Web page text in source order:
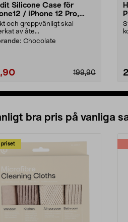
Silicone Case för
/ iPhone 12 Pro,
och greppvänligt skal
av åte...
Chocolate
199,90
bra pris på vanliga
priset